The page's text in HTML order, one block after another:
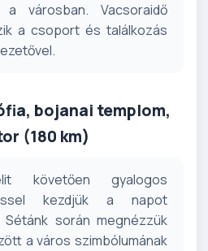
a városban. Vacsoraidő
a csoport és találkozás
bojanai templom,
(180 km)
követően gyalogos
kezdjük a napot
Sétánk során megnézzük
a város szimbólumának